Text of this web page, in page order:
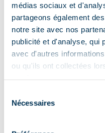
médias sociaux et
partageons également
notre site avec nos
publicité et d'analyse, qui
avec d'autres
ou qu'ils ont collectées
Nécessaires
Adres
73550 Méribel